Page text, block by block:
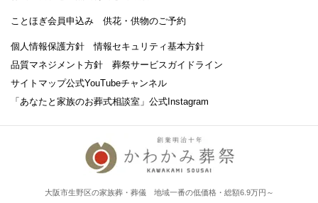
ことほぎ会員申込み 供花・供物のご予約
個人情報保護方針
情報セキュリティ基本方針
品質マネジメント方針
葬祭サービスガイドライン
サイトマップ公式YouTubeチャンネル
「あなたと家族のお葬式相談室」 公式Instagram
大阪市生野区の家族葬・葬儀 地域一番の低価格・総額6.9万円～